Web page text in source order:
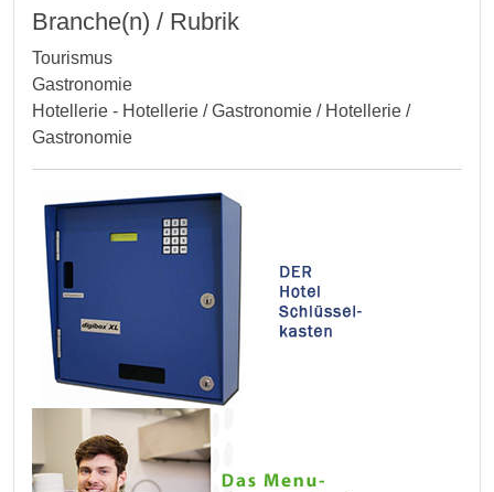
Branche(n) / Rubrik
Tourismus
Gastronomie
Hotellerie - Hotellerie / Gastronomie / Hotellerie /
Gastronomie